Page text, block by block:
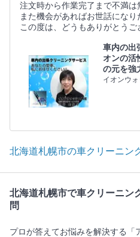
注文時から作業完了まで不満は
また機会があればお世話になり
この度は、どうもありがとうご
車内の出
オンの活
の元を強
イオンウォ
北海道札幌市の車クリーニン
北海道札幌市で車クリーニン
問
プロが答えてお悩みを解決する「